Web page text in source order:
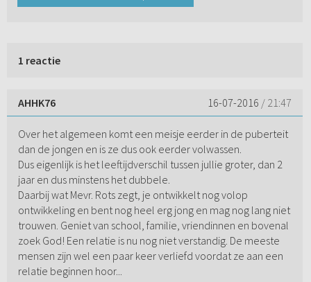
1 reactie
AHHK76 16-07-2016 / 21:47
Over het algemeen komt een meisje eerder in de puberteit
dan de jongen en is ze dus ook eerder volwassen.
Dus eigenlijk is het leeftijdverschil tussen jullie groter, dan 2
jaar en dus minstens het dubbele.
Daarbij wat Mevr. Rots zegt, je ontwikkelt nog volop
ontwikkeling en bent nog heel erg jong en mag nog lang niet
trouwen. Geniet van school, familie, vriendinnen en bovenal
zoek God! Een relatie is nu nog niet verstandig. De meeste
mensen zijn wel een paar keer verliefd voordat ze aan een
relatie beginnen hoor...